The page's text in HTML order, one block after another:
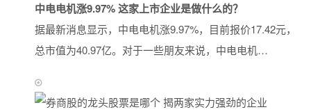
中电电机涨9.97% 这家上市企业是做什么的？
据最新消息显示，中电电机涨9.97%，目前报价17.42元，
总市值为40.97亿。对于一些朋友来说，中电电机…